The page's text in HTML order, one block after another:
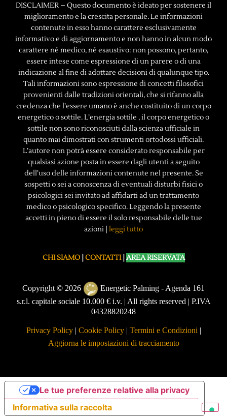
DISCLAIMER – Questo documento è ideato per sostenere il
miglioramento e la crescita personale. Le informazioni
contenute in esso hanno carattere esclusivamente
informativo e di aggiornamento e non hanno in alcun modo
carattere né medico, né esaustivo: non possono, pertanto,
essere intese come espressione di un parere o di una
indicazione al fine di adottare decisioni di qualunque tipo.
Tali informazioni sono espressione di concetti filosofici
provenienti dalle tradizioni orientali, che si rifanno alla
credenza che l’essere umano è anche costituito di un corpo
energetico o sottile. L’energia sottile , il corpo energetico o
sottile non sono riconosciuti dalla scienza ufficiale in
quanto mai dimostrati con strumenti ortodossi ufficiali.
L’autore non potrà essere considerato responsabile per
qualsiasi azione posta in essere dagli utenti a seguito
dell’uso delle informazioni contenute nel presente. Se
sospetti o sei a conoscenza di eventuali disturbi fisici o
psicologici sei invitato ad affidarti ad un trattamento
medico o psicologico specifico. Leggendo la presente
accetti in pieno di essere il solo responsabile delle tue
azioni | leggi tutto
CHI SIAMO| CONTATTI| AREA RISERVATA
Copyright © 2026
Energetic Palming - Agenda 161
s.r.l. capitale sociale 10.000 € i.v. | All rights reserved | P.IVA
04328820248
Privacy Policy| Cookie Policy| Termini e Condizioni |
Aggiorna le impostazioni di tracciamento
Informativa sulla raccolta
Le tue preferenze relative alla privacy